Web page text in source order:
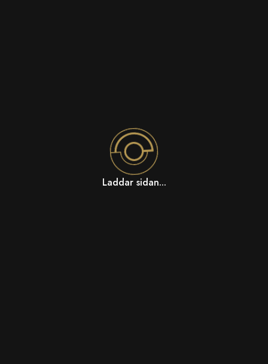
Laddar sidan...